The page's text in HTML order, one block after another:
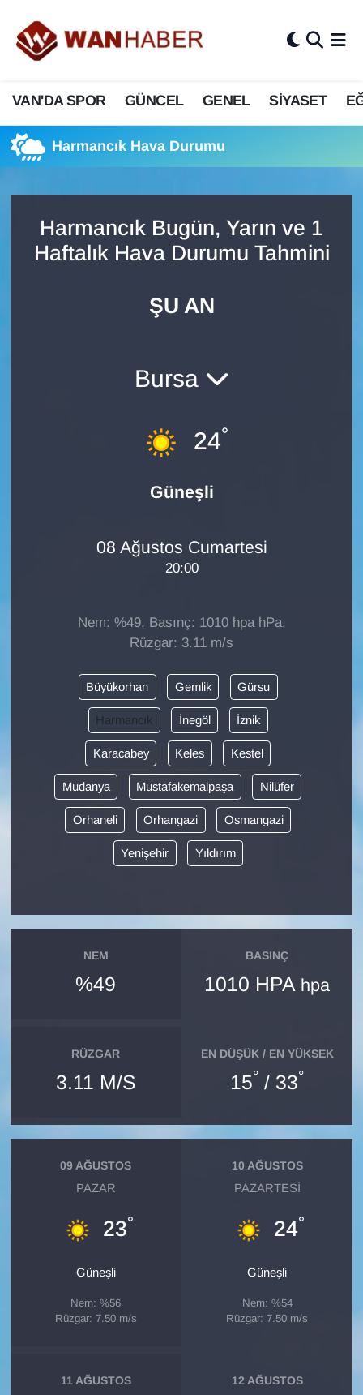
VAN'DA SPOR GÜNCEL GENEL SİYASET
Harmancık Hava Durumu
Harmancık Bugün, Yarın ve 1
Haftalık Hava Durumu Tahmini
ŞU AN
Bursa
24°
Güneşli
08 Ağustos Cumartesi
20:00
Nem: %49, Basınç: 1010 hpa hPa,
Rüzgar: 3.11 m/s
Büyükorhan Gemlik Gürsu
Harmancık İnegöl İznik
Karacabey Keles Kestel
Mudanya Mustafakemalpaşa Nilüfer
Orhaneli Orhangazi Osmangazi
Yenişehir Yıldırım
NEM
%49
BASINÇ
1010 HPA hpa
RÜZGAR
3.11 M/S
EN DÜŞÜK / EN YÜKSEK
15° / 33°
09 AĞUSTOS
PAZAR
23°
Güneşli
Nem: %56
Rüzgar: 7.50 m/s
10 AĞUSTOS
PAZARTESI
24°
Güneşli
Nem: %54
Rüzgar: 7.50 m/s
11 AĞUSTOS
12 AĞUSTOS
3.SAYFA
ASAYİŞ
BİLİM VE TEKNOLOJİ
Bölge Haberleri
En çok konuşulanlar
GENEL
Gündem
Haber
HABERDE İNSAN
Kadın
Kültür & Sanat
KURDÎ
MAGAZİN
ONE EKONOMİ
Resmi İlanlar
SAĞLIK
Van Nöbetçi Eczaneler
Van Hava Durumu
Van Namaz Vakitleri
Süper Lig Puan Durumu ve Fikstür
Son Dakika Haberleri